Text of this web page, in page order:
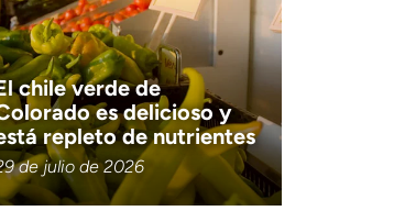
chile verde de
es delicioso y
repleto de nutrientes
de julio de 2026